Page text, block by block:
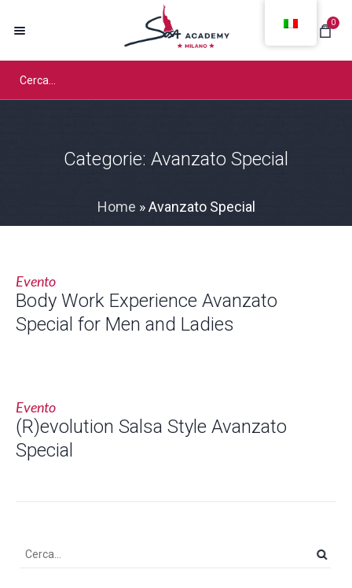
0
Categorie: Avanzato Special
Home »Avanzato Special
Evento
Body Work Experience Avanzato
Special for Men and Ladies
Evento
(R)evolution Salsa Style Avanzato
Special